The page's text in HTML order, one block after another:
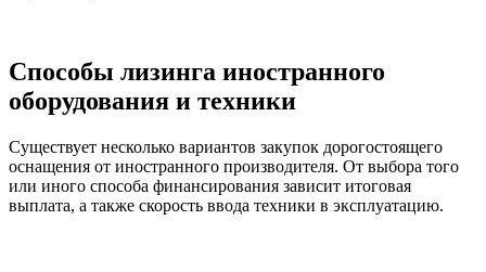
Способы лизинга иностранного
оборудования и техники
Существует несколько вариантов закупок дорогостоящего
оснащения от иностранного производителя. От выбора того
или иного способа финансирования зависит итоговая
выплата, а также скорость ввода техники в эксплуатацию.